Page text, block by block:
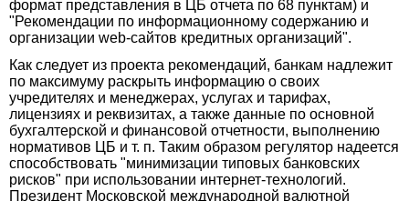
формат представления в ЦБ отчета по 68 пунктам) и
"Рекомендации по информационному содержанию и
организации web-сайтов кредитных организаций".
Как следует из проекта рекомендаций, банкам надлежит
по максимуму раскрыть информацию о своих
учредителях и менеджерах, услугах и тарифах,
лицензиях и реквизитах, а также данные по основной
бухгалтерской и финансовой отчетности, выполнению
нормативов ЦБ и т. п. Таким образом регулятор надеется
способствовать "минимизации типовых банковских
рисков" при использовании интернет-технологий.
Президент Московской международной валютной